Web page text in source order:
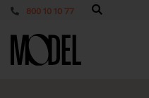
800 10 10 77
PackShop